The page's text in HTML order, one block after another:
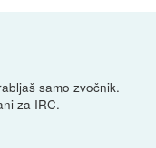
samo zvočnik.
za IRC.